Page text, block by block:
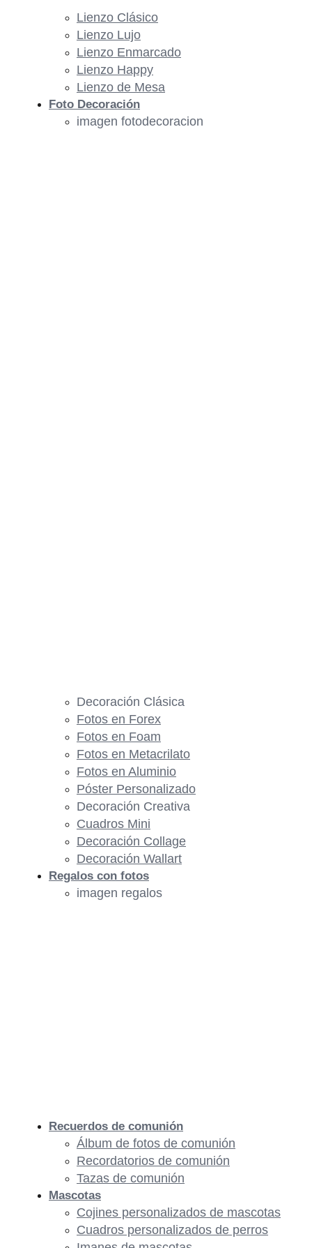
Lienzo Clásico
Lienzo Lujo
Lienzo Enmarcado
Lienzo Happy
Lienzo de Mesa
Foto Decoración
imagen fotodecoracion
Decoración Clásica
Fotos en Forex
Fotos en Foam
Fotos en Metacrilato
Fotos en Aluminio
Póster Personalizado
Decoración Creativa
Cuadros Mini
Decoración Collage
Decoración Wallart
Regalos con fotos
imagen regalos
Recuerdos de comunión
Álbum de fotos de comunión
Recordatorios de comunión
Tazas de comunión
Mascotas
Cojines personalizados de mascotas
Cuadros personalizados de perros